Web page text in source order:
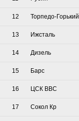
12 Торпедо-Горький
13 Ижсталь
14 Дизель
15 Барс
16 ЦСК ВВС
17 Сокол Кр